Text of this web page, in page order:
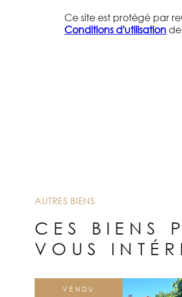
Ce site est protégé par
Conditions d'utilisation
AUTRES BIENS
CES BIENS
VOUS
VENDU